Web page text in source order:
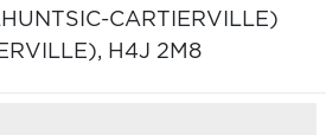
CARTIERVILLE)
H4J 2M8